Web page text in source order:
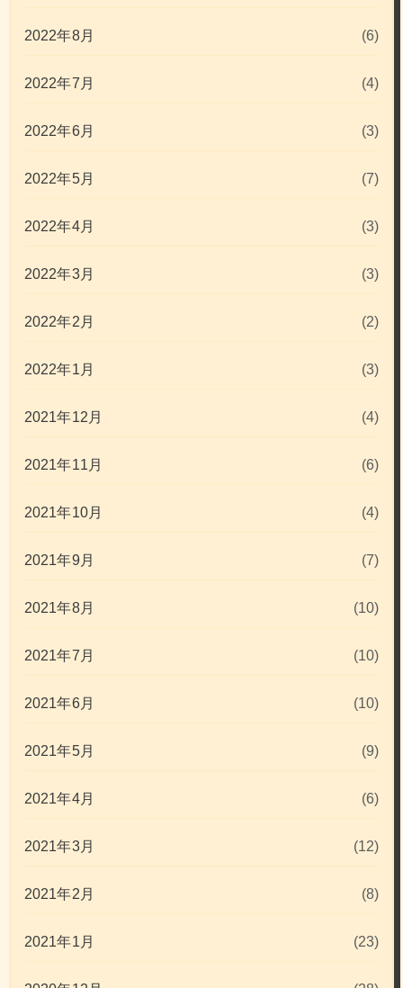
2022年8月 (6)
2022年7月 (4)
2022年6月 (3)
2022年5月 (7)
2022年4月 (3)
2022年3月 (3)
2022年2月 (2)
2022年1月 (3)
2021年12月 (4)
2021年11月 (6)
2021年10月 (4)
2021年9月 (7)
2021年8月 (10)
2021年7月 (10)
2021年6月 (10)
2021年5月 (9)
2021年4月 (6)
2021年3月 (12)
2021年2月 (8)
2021年1月 (23)